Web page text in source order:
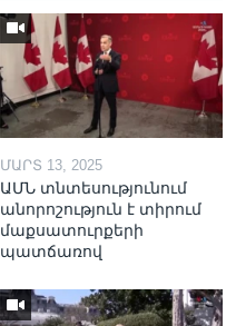
ՄԱՐՏ 13, 2025
ԱՄՆ տնտեսությունում
անորոշություն է տիրում
մաքսատուրքերի
պատճառով